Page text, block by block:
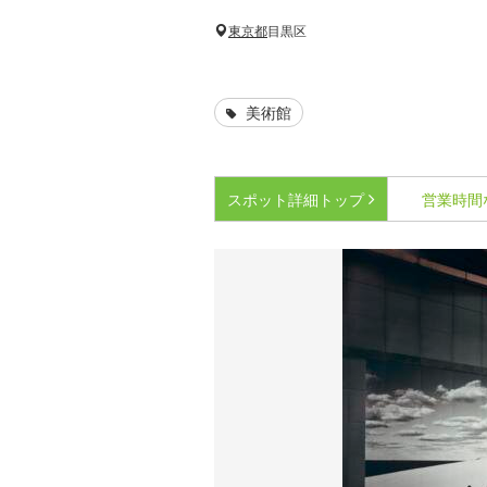
東京都目黒区
美術館
スポット詳細 トップ 営業時間